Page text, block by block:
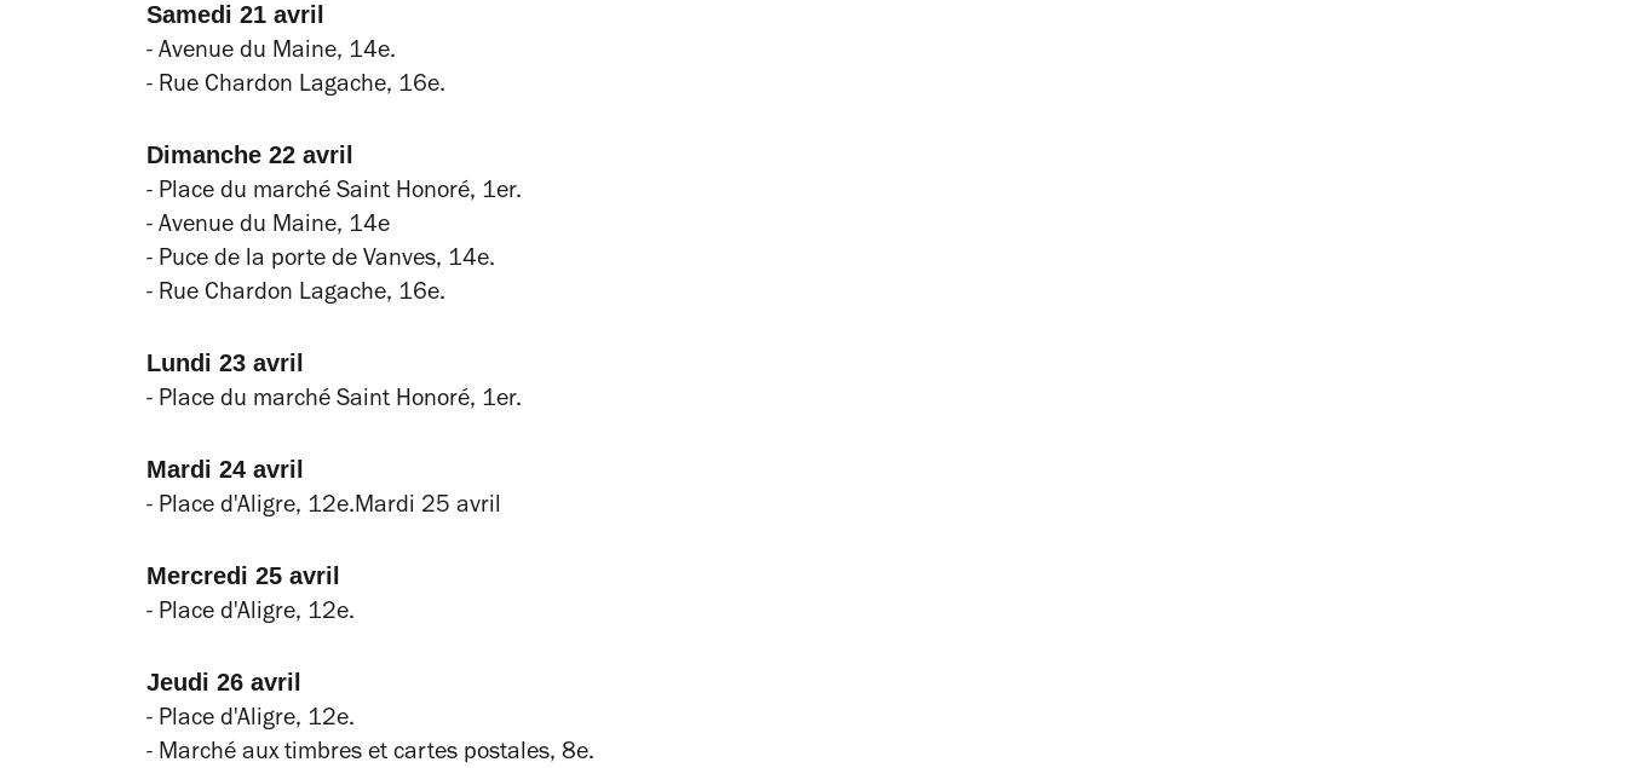
Samedi 21 avril
- Avenue du Maine, 14e.
- Rue Chardon Lagache, 16e.
Dimanche 22 avril
- Place du marché Saint Honoré, 1er.
- Avenue du Maine, 14e
- Puce de la porte de Vanves, 14e.
- Rue Chardon Lagache, 16e.
Lundi 23 avril
- Place du marché Saint Honoré, 1er.
Mardi 24 avril
- Place d'Aligre, 12e.Mardi 25 avril
Mercredi 25 avril
- Place d'Aligre, 12e.
Jeudi 26 avril
- Place d'Aligre, 12e.
- Marché aux timbres et cartes postales, 8e.